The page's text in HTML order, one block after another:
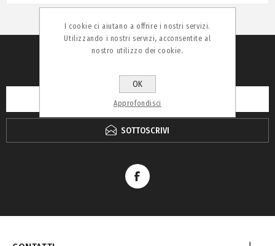
SOTTOSCRIVI
I cookie ci aiutano a offrire i nostri servizi.
Utilizzando i nostri servizi, acconsentite al
nostro utilizzo dei cookie.
OK
Approfondisci